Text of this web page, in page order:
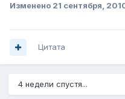
Изменено 21 сентября,
Цитата
4 недели спустя...